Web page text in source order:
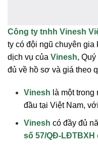
Công ty tnhh Vinesh
ty có đội ngũ chuyên
dịch vụ của Vinesh, Quý
đủ về hồ sơ và giá theo
Vinesh là một
đầu tại Việt Nam,
Vinesh có đầy đủ
số 57/QĐ-LĐTBXH